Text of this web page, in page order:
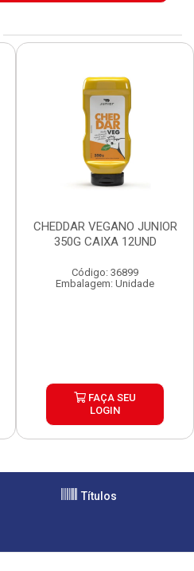
CHEDDAR VEGANO JUNIOR
350G CAIXA 12UND
Código: 36899
Embalagem: Unidade
FAÇA SEU
LOGIN
Títulos